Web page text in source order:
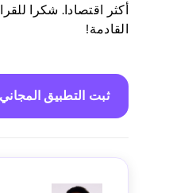
أكثر اقتصادا. شكرا
القادمة!
ثبت التطبيق المجاني